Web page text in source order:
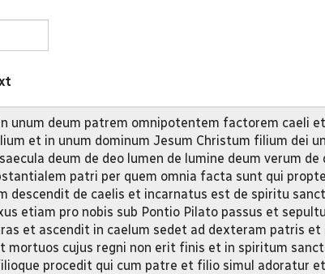
unum deum patrem omnipotentem factorem caeli
et in unum dominum Jesum Christum filium dei
deum de deo lumen de lumine deum verum
patri per quem omnia facta sunt qui
descendit de caelis et incarnatus est de spiritu
etiam pro nobis sub Pontio Pilato passus et
et ascendit in caelum sedet ad dexteram patris
mortuos cujus regni non erit finis et in spiritum
procedit qui cum patre et filio simul adoratur